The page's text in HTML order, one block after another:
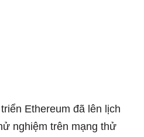
Ethereum đã lên lịch
nghiệm trên mạng thử